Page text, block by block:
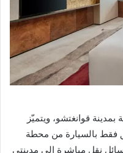
قوانغتشو، ويتميّز
على بُعد 10 دقائق فقط بالسيارة من محطة
نقل مباشرة إلى مدينتي